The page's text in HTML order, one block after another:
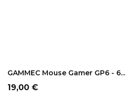
GAMMEC Mouse Gamer GP6 - 6...
Prezzo
19,00 €